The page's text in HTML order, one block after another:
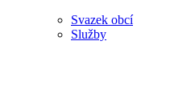
Svazek obcí
Služby